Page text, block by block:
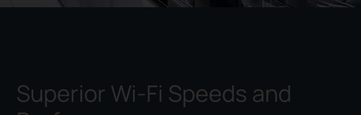
Superior Wi-Fi Speeds and